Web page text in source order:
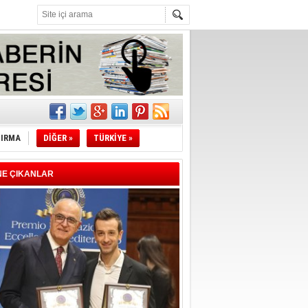
DİĞER » TÜRKİYE »
ÇIKANLAR